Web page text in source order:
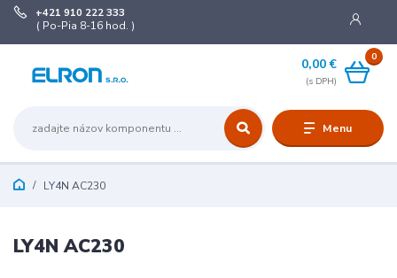
Menu
+421 910 222 333
( Po-Pia 8-16 hod. )
0
0,00 €
LY4N AC230
LY4N AC230